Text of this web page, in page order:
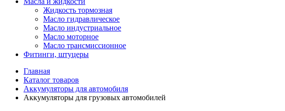
Жидкость тормозная
Масло гидравлическое
Масло индустриальное
Масло моторное
Масло трансмиссионное
Фитинги, штуцеры
Главная
Каталог товаров
Аккумуляторы для автомобиля
Аккумуляторы для грузовых автомобилей